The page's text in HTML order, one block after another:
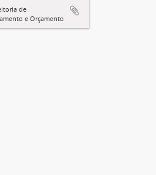
de
e Orçamento